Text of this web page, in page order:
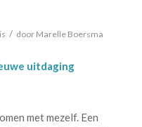
/ door Marelle Boersma
uitdaging
met mezelf. Een